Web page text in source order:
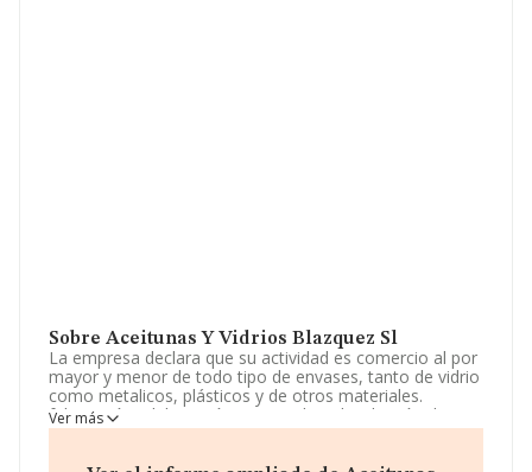
Sobre Aceitunas Y Vidrios Blazquez Sl
La empresa declara que su actividad es comercio al por
mayor y menor de todo tipo de envases, tanto de vidrio
como metalicos, plásticos y de otros materiales.
fabricación, elaboración, envasado y distribución de
aceitunas y encurtidos, así como todo tipo de p. La
Ver más